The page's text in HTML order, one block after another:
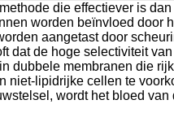
die effectiever is
worden beïnvloed door
aangetast door
dat de hoge selectiviteit
dubbele membranen die
niet-lipidrijke cellen te
wordt het bloed